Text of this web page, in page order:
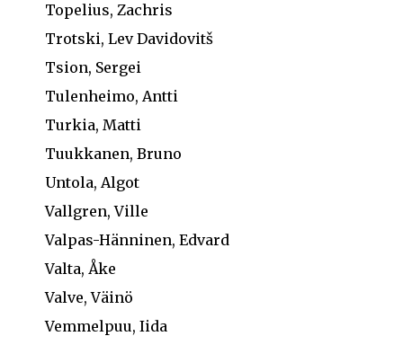
Topelius, Zachris
Trotski, Lev Davidovitš
Tsion, Sergei
Tulenheimo, Antti
Turkia, Matti
Tuukkanen, Bruno
Untola, Algot
Vallgren, Ville
Valpas-Hänninen, Edvard
Valta, Åke
Valve, Väinö
Vemmelpuu, Iida